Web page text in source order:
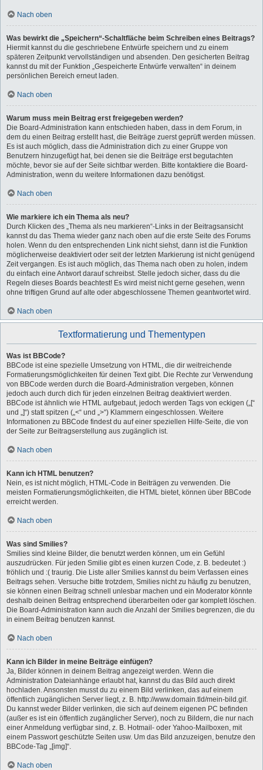
Nach oben
Was bewirkt die „Speichern“-Schaltfläche beim Schreiben eines Beitrags?
Hiermit kannst du die geschriebene Entwürfe speichern und zu einem
späteren Zeitpunkt vervollständigen und absenden. Den gesicherten Beitrag
kannst du mit der Funktion „Gespeicherte Entwürfe verwalten“ in deinem
persönlichen Bereich erneut laden.
Nach oben
Warum muss mein Beitrag erst freigegeben werden?
Die Board-Administration kann entschieden haben, dass in dem Forum, in
dem du einen Beitrag erstellt hast, die Beiträge zuerst geprüft werden müssen.
Es ist auch möglich, dass die Administration dich zu einer Gruppe von
Benutzern hinzugefügt hat, bei denen sie die Beiträge erst begutachten
möchte, bevor sie auf der Seite sichtbar werden. Bitte kontaktiere die Board-
Administration, wenn du weitere Informationen dazu benötigst.
Nach oben
Wie markiere ich ein Thema als neu?
Durch Klicken des „Thema als neu markieren“-Links in der Beitragsansicht
kannst du das Thema wieder ganz nach oben auf die erste Seite des Forums
holen. Wenn du den entsprechenden Link nicht siehst, dann ist die Funktion
möglicherweise deaktiviert oder seit der letzten Markierung ist nicht genügend
Zeit vergangen. Es ist auch möglich, das Thema nach oben zu holen, indem
du einfach eine Antwort darauf schreibst. Stelle jedoch sicher, dass du die
Regeln dieses Boards beachtest! Es wird meist nicht gerne gesehen, wenn
ohne triftigen Grund auf alte oder abgeschlossene Themen geantwortet wird.
Nach oben
Textformatierung und Thementypen
Was ist BBCode?
BBCode ist eine spezielle Umsetzung von HTML, die dir weitreichende
Formatierungsmöglichkeiten für deinen Text gibt. Die Rechte zur Verwendung
von BBCode werden durch die Board-Administration vergeben, können
jedoch auch durch dich für jeden einzelnen Beitrag deaktiviert werden.
BBCode ist ähnlich wie HTML aufgebaut, jedoch werden Tags von eckigen („[“
und „]“) statt spitzen („<“ und „>“) Klammern eingeschlossen. Weitere
Informationen zu BBCode findest du auf einer speziellen Hilfe-Seite, die von
der Seite zur Beitragserstellung aus zugänglich ist.
Nach oben
Kann ich HTML benutzen?
Nein, es ist nicht möglich, HTML-Code in Beiträgen zu verwenden. Die
meisten Formatierungsmöglichkeiten, die HTML bietet, können über BBCode
erreicht werden.
Nach oben
Was sind Smilies?
Smilies sind kleine Bilder, die benutzt werden können, um ein Gefühl
auszudrücken. Für jeden Smilie gibt es einen kurzen Code, z. B. bedeutet :)
fröhlich und :( traurig. Die Liste aller Smilies kannst du beim Verfassen eines
Beitrags sehen. Versuche bitte trotzdem, Smilies nicht zu häufig zu benutzen,
sie können einen Beitrag schnell unlesbar machen und ein Moderator könnte
deshalb deinen Beitrag entsprechend überarbeiten oder gar komplett löschen.
Die Board-Administration kann auch die Anzahl der Smilies begrenzen, die du
in einem Beitrag benutzen kannst.
Nach oben
Kann ich Bilder in meine Beiträge einfügen?
Ja, Bilder können in deinem Beitrag angezeigt werden. Wenn die
Administration Dateianhänge erlaubt hat, kannst du das Bild auch direkt
hochladen. Ansonsten musst du zu einem Bild verlinken, das auf einem
öffentlich zugänglichen Server liegt, z. B. http://www.domain.tld/mein-bild.gif.
Du kannst weder Bilder verlinken, die sich auf deinem eigenen PC befinden
(außer es ist ein öffentlich zugänglicher Server), noch zu Bildern, die nur nach
einer Anmeldung verfügbar sind, z. B. Hotmail- oder Yahoo-Mailboxen, mit
einem Passwort geschützte Seiten usw. Um das Bild anzuzeigen, benutze den
BBCode-Tag „[img]“.
Nach oben